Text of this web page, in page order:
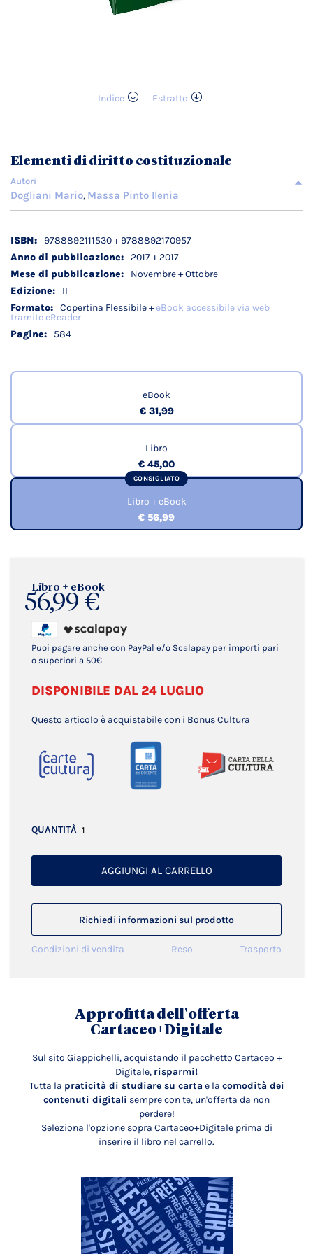
Indice
Estratto
galleria
di
immagini
Libro + eBook
56,99 €
Puoi pagare anche con PayPal e/o Scalapay per importi pari
o superiori a 50€
DISPONIBILE DAL 24 LUGLIO
Questo articolo è acquistabile con i Bonus Cultura
QUANTITÀ
AGGIUNGI AL CARRELLO
Richiedi informazioni sul prodotto
Condizioni di vendita Reso Trasporto
Elementi di diritto costituzionale
Autori
Dogliani Mario, Massa Pinto Ilenia
Dettagli
tecnici
9788892111530 + 9788892170957
2017 + 2017
Novembre + Ottobre
II
Copertina Flessibile +eBook accessibile via web
tramite eReader
584
eBook
€ 31,99
Libro
€ 45,00
CONSIGLIATO
Libro + eBook
€ 56,99
Approfitta dell'offerta
Cartaceo+Digitale
Sul sito Giappichelli, acquistando il pacchetto Cartaceo +
Digitale, risparmi!
Tutta la praticità di studiare su carta e la comodità dei
contenuti digitali sempre con te, un'offerta da non
perdere!
Seleziona l'opzione sopra Cartaceo+Digitale prima di
inserire il libro nel carrello.